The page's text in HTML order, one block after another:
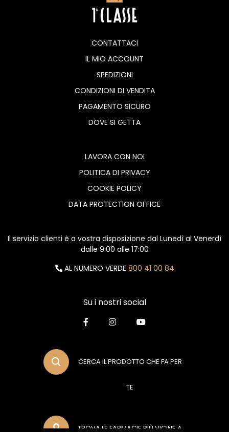
CONTATTACI
IL MIO ACCOUNT
SPEDIZIONI
CONDIZIONI DI VENDITA
PAGAMENTO SICURO
DOVE SI GETTA
LAVORA CON NOI
POLITICA DI PRIVACY
COOKIE POLICY
DATA PROTECTION OFFICE
Il servizio clienti è a vostra disposizione dal Lunedì al Venerdì
dalle 9:00 alle 17:00
AL NUMERO VERDE 800 41 00 84
Su i nostri social
CERCA IL PRODOTTO CHE FA PER
TE
TROVA LE FARMACIE PIÙ VICINE A